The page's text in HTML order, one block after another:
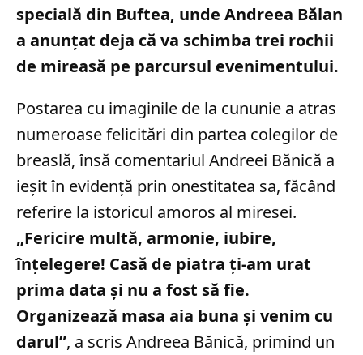
specială din Buftea, unde Andreea Bălan
a anunțat deja că va schimba trei rochii
de mireasă pe parcursul evenimentului.
Postarea cu imaginile de la cununie a atras
numeroase felicitări din partea colegilor de
breaslă, însă comentariul Andreei Bănică a
ieșit în evidență prin onestitatea sa, făcând
referire la istoricul amoros al miresei.
„Fericire multă, armonie, iubire,
înțelegere! Casă de piatra ți-am urat
prima data și nu a fost să fie.
Organizează masa aia buna și venim cu
darul”, a scris Andreea Bănică, primind un